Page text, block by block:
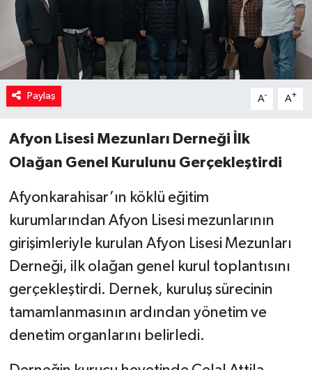
Paylaş A- A+
Afyon Lisesi Mezunları Derneği İlk
Olağan Genel Kurulunu Gerçekleştirdi
Afyonkarahisar’ın köklü eğitim
kurumlarından Afyon Lisesi mezunlarının
girişimleriyle kurulan Afyon Lisesi Mezunları
Derneği, ilk olağan genel kurul toplantısını
gerçekleştirdi. Dernek, kuruluş sürecinin
tamamlanmasının ardından yönetim ve
denetim organlarını belirledi.